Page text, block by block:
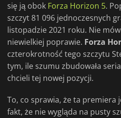
się ją obok Forza Horizon 5.
szczyt 81 096 jednoczesnych
listopadzie 2021 roku. Nie
niewielkiej poprawie. Forza
czterokrotność tego szczytu
tym, ile szumu zbudowała
chcieli tej nowej pozycji.
To, co sprawia, że ta premiera
fakt, że nie wygląda na pusty